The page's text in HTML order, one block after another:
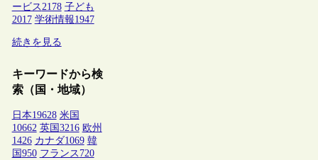
ービス 2178 子ども
2017 学術情報1947
続きを見る
キーワードから検
索（国・地域）
日本19628 米国
10662 英国 3216 欧州
1426 カナダ1069 韓
国 950 フランス 720